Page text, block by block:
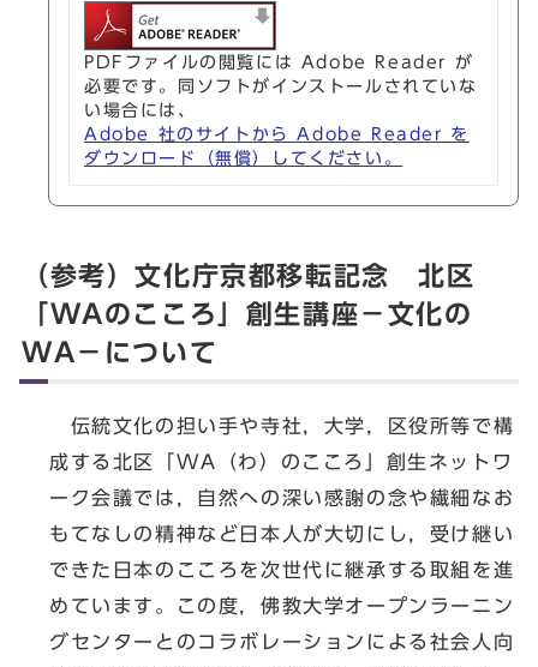
PDFファイルの閲覧には Adobe Reader が
必要です。同ソフトがインストールされていな
い場合には、
Adobe 社のサイトから Adobe Reader を
ダウンロード（無償）してください。
（参考）文化庁京都移転記念 北区
「WAのこころ」創生講座－文化の
WA－について
伝統文化の担い手や寺社，大学，区役所等で構
成する北区「WA（わ）のこころ」創生ネットワ
ーク会議では，自然への深い感謝の念や繊細なお
もてなしの精神など日本人が大切にし，受け継い
できた日本のこころを次世代に継承する取組を進
めています。この度，佛教大学オープンラーニン
グセンターとのコラボレーションによる社会人向